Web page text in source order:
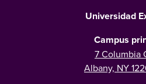
Universidad
Campus
7 Columbia
Albany, NY